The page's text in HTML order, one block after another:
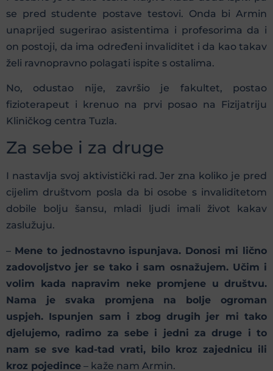
se pred studente postave testovi. Onda bi Armin
unaprijed sugerirao asistentima i profesorima da i
on postoji, da ima određeni invaliditet i da kao takav
želi ravnopravno polagati ispite s ostalima.
No, odustao nije, završio je fakultet, postao
fizioterapeut i krenuo na prvi posao na Fizijatriju
Kliničkog centra Tuzla.
Za sebe i za druge
I nastavlja svoj aktivistički rad. Jer zna koliko je pred
cijelim društvom posla da bi osobe s invaliditetom
dobile bolju šansu, mladi ljudi imali život kakav
zaslužuju.
– Mene to jednostavno ispunjava. Donosi mi lično
zadovoljstvo jer se tako i sam osnažujem. Učim i
volim kada napravim neke promjene u društvu.
Nama je svaka promjena na bolje ogroman
uspjeh. Ispunjen sam i zbog drugih jer mi tako
djelujemo, radimo za sebe i jedni za druge i to
nam se sve kad-tad vrati, bilo kroz zajednicu ili
kroz pojedince – kaže nam Armin.